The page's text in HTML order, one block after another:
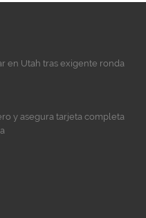
en Utah tras exigente ronda
y asegura tarjeta completa